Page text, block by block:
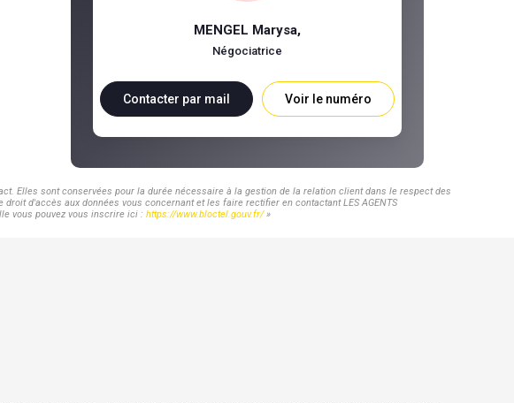
MENGEL Marysa,
Négociatrice
Contacter par mail Voir le numéro
Elles sont conservées pour la durée nécessaire à la gestion de la relation client dans le respect des
d'accès aux données vous concernant et les faire rectifier en contactant LES AGENTS
vous pouvez vous inscrire ici : https://www.bloctel.gouv.fr/»